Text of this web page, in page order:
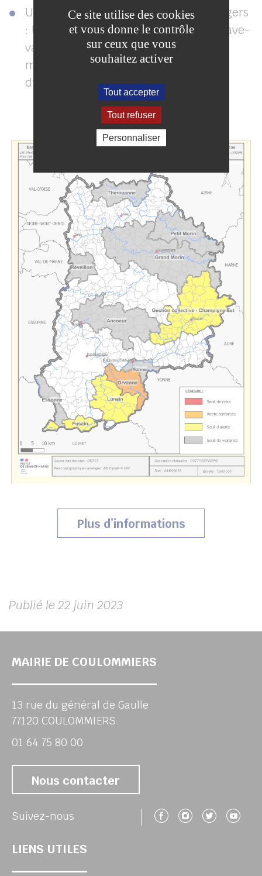
Utilisation des appareils électroménagers
: Utilisez pleinement la capacité des lave-
vaisselle et des lave-linge avant de les
mettre en marche. Cela permettra
d’économiser de l’eau et de l’énergie.
Plus d’informations
Publié le 22 juin 2023
MAIRIE DE COULOMMIERS
13 rue du général de Gaulle
77120 COULOMMIERS
01 64 75 80 00
Nous contacter
Suivez-nous Suivez-nous
Suivez-
LIENS UTILES
Ce site utilise des cookies
et vous donne le contrôle
sur ceux que vous
souhaitez activer
Tout accepter
Tout refuser
Personnaliser